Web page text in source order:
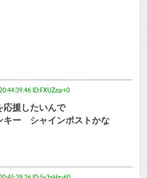
ID:FXUZzqr+0
応援したいんで
ー シャインポストかな